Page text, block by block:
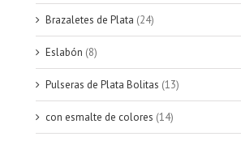
Brazaletes de Plata (24)
Eslabón (8)
Pulseras de Plata Bolitas (13)
con esmalte de colores (14)